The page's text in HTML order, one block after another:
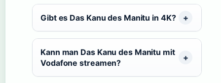
Gibt es Das Kanu des Manitu in 4K?
Kann man Das Kanu des Manitu mit
Vodafone streamen?